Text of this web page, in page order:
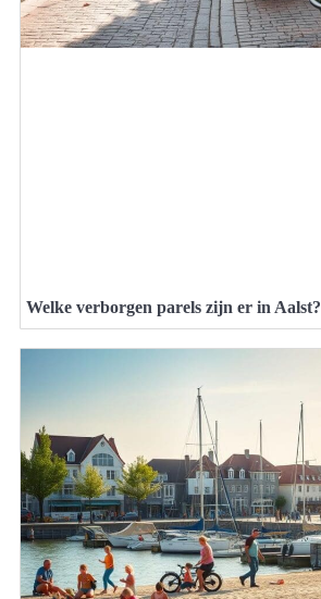
Welke verborgen parels zijn er in Aalst?